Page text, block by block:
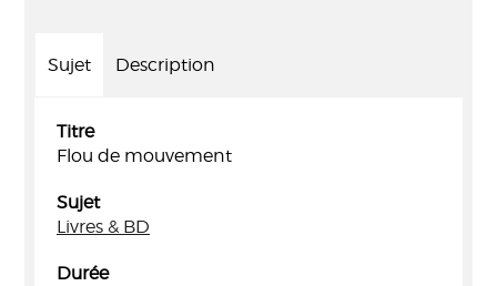
Sujet Description
Titre
Flou de mouvement
Sujet
Livres & BD
Durée